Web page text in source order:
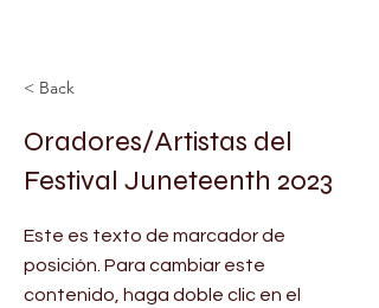
< Back
Oradores/Artistas del
Festival Juneteenth 2023
Este es texto de marcador de
posición. Para cambiar este
contenido, haga doble clic en el